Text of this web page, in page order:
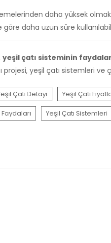
daha yüksek
daha uzun süre
yeşil çatı sisteminin
projesi, yeşil çatı sistemleri ve
Çatı Detayı Yeşil Çatı
Yeşil Çatı Sistemleri